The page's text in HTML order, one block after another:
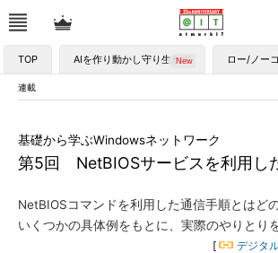
TOP AIを作り動かし守り生かす ロー/ノー
連載
第5回 NetBIOSサービスを利用し
基礎から学ぶWindowsネットワーク
NetBIOSコマンドを利用した通信手順とはど
いくつかの具体例をもとに、実際のやりとり
[ デジタ